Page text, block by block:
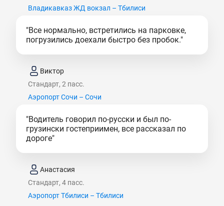
Владикавказ ЖД вокзал – Тбилиси
"Все нормально, встретились на парковке,
погрузились доехали быстро без пробок."
Виктор
Стандарт, 2 пасс.
Аэропорт Сочи – Сочи
"Водитель говорил по-русски и был по-
грузински гостеприимен, все рассказал по
дороге"
Анастасия
Стандарт, 4 пасс.
Аэропорт Тбилиси – Тбилиси